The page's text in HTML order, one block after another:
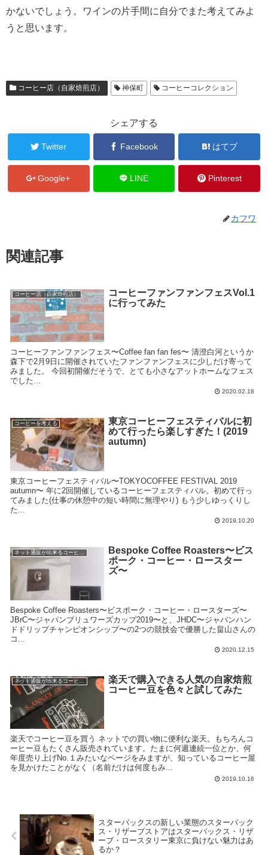
かないでしょう。ワインの片手間に自分でまた考えてみよ
うと思います。
コーヒー店（自家焙煎店） 神保町 コーヒーコレクション
シェアする
Twitter Facebook はてブ
Google+ LINE Pinterest
カフワ
関連記事
コーヒー店（自家焙煎店）
コーヒーファンファンフェスVol.1
に行ってみた
コーヒーファンファンフェス〜Coffee fan fan fes〜 清澄白河というか
森下で2月9日に開催されていたファンファンフェスに少しだけ寄って
みました。 今回初開催だそうで、とても小さなアットホームなフェス
でした...
2020.02.18
コーヒーを考える
東京コーヒーフェスティバルに初
めて行ったら楽しすぎた！(2019
autumn)
東京コーヒーフェスティバル〜TOKYOCOFFEE FESTIVAL 2019
autumn〜 年に2回開催しているコーヒーフェスティバル。初めて行っ
てみました(仕事の休憩中の短い時間に無理やり) もう少しゆっくりし
た...
2019.10.20
Bespoke Coffee Roasters〜ビス
ポーク・コーヒー・ロースター
ズ〜
Bespoke Coffee Roasters〜ビスポーク・コーヒー・ロースターズ〜
JBrC〜ジャパンブリュワーズカップ2019〜と、JHDC〜ジャパンハン
ドドリップチャンピオンシップ〜の2つの競技会で優勝した畠山さんの
コ...
2020.12.15
ネット通販が出来るコーヒー屋
楽天で購入できる人気の自家焙煎
コーヒー豆を色々と試してみた
楽天でコーヒー豆を買う ネットでの買い物に便利な楽天。もちろんコ
ーヒー豆もたくさん販売されています。たまに何週連続一位とか、何
年度売り上げNo.１みたいなページをみますが、知っているコーヒー屋
を見かけたことがなく（名前だけは何度もみ...
2019.10.16
スターバックスの新しい業態のスターバック
ス・リザーブストアはスターバックス・リザ
ーブ・ロースタリー東京に負けない魅力はあ
るか？